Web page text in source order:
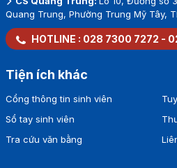
Quang Trung, Phường Trung Mỹ Tây,
HOTLINE : 028 7300 7272 -
Tiện ích khác
Cổng thông tin sinh viên
Sổ tay sinh viên
Tra cứu văn bằng